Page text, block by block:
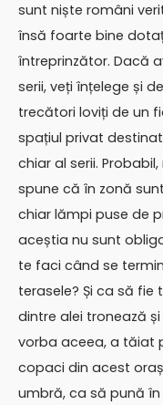
sunt niște români
însă foarte bine
întreprinzător. Dacă
serii, veți înțelege și
trecători loviți de un
spațiul privat
chiar al serii.
spune că în zonă
chiar lămpi puse de
aceștia nu sunt
te faci când se
terasele? Și ca să
dintre alei tronează
vorba aceea, a tăiat
copaci din acest
umbră, ca să pună